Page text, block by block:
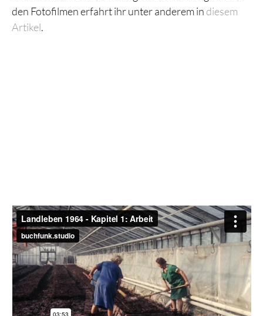
den Fotofilmen erfahrt ihr unter anderem in diesem
Artikel.